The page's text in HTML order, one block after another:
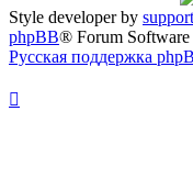
Style developer by
phpBB® Forum
Русская поддержка